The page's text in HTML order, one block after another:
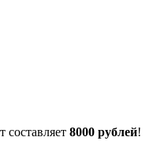
8000 рублей!